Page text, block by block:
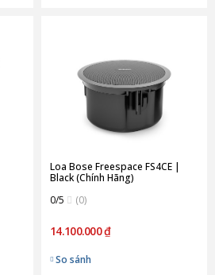
Loa Bose Freespace FS4CE |
Black (Chính Hãng)
0/5
(0)
14.100.000 ₫
So sánh